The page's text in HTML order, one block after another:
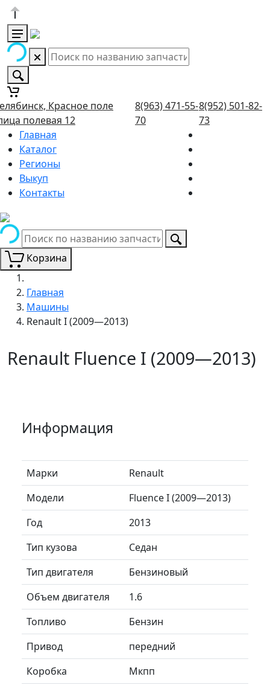
Красное поле
полевая 12
8(963) 471-55-
70
8(952) 501-82-
73
Главная
Каталог
Регионы
Выкуп
Контакты
Корзина
Главная
Машины
Renault I (2009—2013)
Renault Fluence I (2009—2013)
Информация
Марки
Renault
Модели
Fluence I (2009—2013)
Год
2013
Тип кузова
Седан
Тип двигателя
Бензиновый
Объем двигателя
1.6
Топливо
Бензин
Привод
передний
Коробка
Мкпп